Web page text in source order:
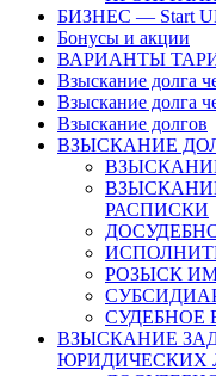
БИЗНЕС — Start
Бонусы и акции
ВАРИАНТЫ
Взыскание долга
Взыскание долга
Взыскание долгов
ВЗЫСКАНИЕ
РАСПИСКИ
РОЗЫСК
СУДЕБНОЕ
ВЗЫСКАНИЕ
ЮРИДИЧЕСКИХ